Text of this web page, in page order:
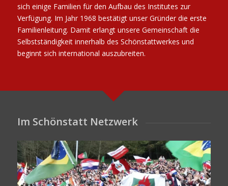
sich einige Familien für den Aufbau des Institutes zur
Verfügung. Im Jahr 1968 bestätigt unser Gründer die erste
Familienleitung. Damit erlangt unsere Gemeinschaft die
Selbstständigkeit innerhalb des Schönstattwerkes und
beginnt sich international auszubreiten.
Im Schönstatt Netzwerk